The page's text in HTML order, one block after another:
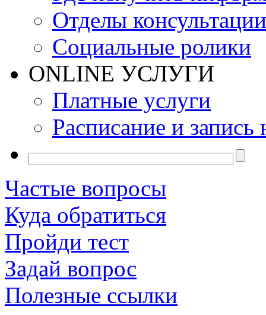
Отделы консультации
Социальные ролики
ONLINE УСЛУГИ
Платные услуги
Расписание и запись
Частые вопросы
Куда обратиться
Пройди тест
Задай вопрос
Полезные ссылки